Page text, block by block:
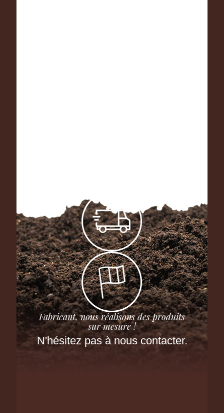
Fabricant, nous réalisons des produits
sur mesure !
N'hésitez pas à nous contacter.